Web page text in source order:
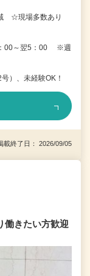
☆現場多数あり
：00～翌5：00 ※週
）、未経験OK！
終了日： 2026/09/05
働きたい方歓迎